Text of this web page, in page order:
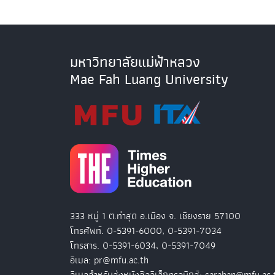
มหาวิทยาลัยแม่ฟ้าหลวง
Mae Fah Luang University
333 หมู่ 1 ต.ท่าสุด อ.เมือง จ. เชียงราย 57100
โทรศัพท์. 0-5391-6000, 0-5391-7034
โทรสาร. 0-5391-6034, 0-5391-7049
อีเมล: pr@mfu.ac.th